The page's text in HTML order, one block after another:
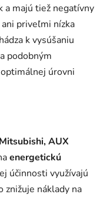
a majú tiež negatívny
priveľmi nízka
k vysúšaniu
podobným
úrovni
Mitsubishi, AUX
energetickú
účinnosti využívajú
náklady na